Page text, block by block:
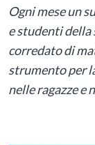
Ogni mese un
e studenti della
corredato di
strumento per
nelle ragazze e